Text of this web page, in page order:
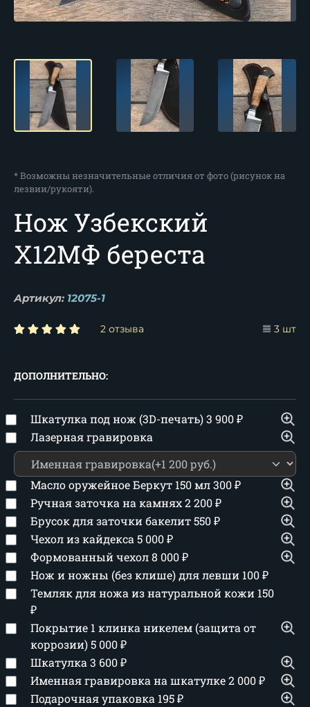
* Возможны незначительные отличия от фото (рисунок на
лезвии/рукояти).
Нож Узбекский
Х12МФ береста
Артикул: 12075-1
2 отзыва 3 шт
ДОПОЛНИТЕЛЬНО:
Шкатулка под нож (3D-печать)3 900₽
Лазерная гравировка
Масло оружейное Беркут 150 мл300₽
Ручная заточка на камнях2 200₽
Брусок для заточки бакелит550₽
Чехол из кайдекса 5 000₽
Формованный чехол8 000₽
Нож и ножны (без клише) для левши 100₽
Темляк для ножа из натуральной кожи 150
₽
Покрытие 1 клинка никелем (защита от
коррозии)5 000₽
Шкатулка 3 600₽
Именная гравировка на шкатулке2 000₽
Подарочная упаковка 195₽